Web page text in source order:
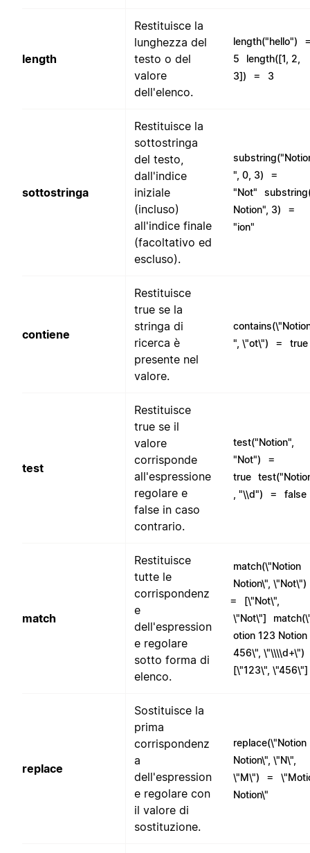
length
Restituisce la
lunghezza del
testo o del
valore
dell'elenco.
length("hello")
5
length([1, 2,
3])
= 3
sottostringa
Restituisce la
sottostringa
del testo,
dall'indice
iniziale
(incluso)
all'indice finale
(facoltativo ed
escluso).
", 0, 3)
=
"Not"
Notion", 3)
=
"ion"
contiene
Restituisce
true se la
stringa di
ricerca è
presente nel
valore.
", \"ot\")
= true
test
Restituisce
true se il
valore
corrisponde
all'espressione
regolare e
false in caso
contrario.
test("Notion",
"Not")
=
true
, "\\d")
= false
match
Restituisce
tutte le
corrispondenz
e
dell'espression
e regolare
sotto forma di
elenco.
match(\"Notion
Notion\", \"Not\")
=
[\"Not\",
\"Not\"]
otion 123 Notion
456\", \"\\\\d+\")
[\"123\", \"456\"]
replace
Sostituisce la
prima
corrispondenz
a
dell'espression
e regolare con
il valore di
sostituzione.
replace(\"Notion
Notion\", \"N\",
\"M\")
=
Notion\"